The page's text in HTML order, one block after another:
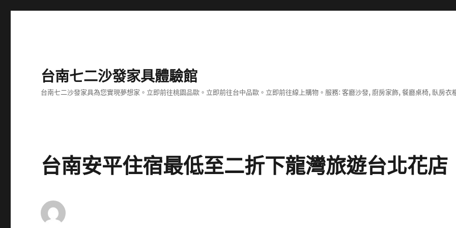
台南七二沙發家具體驗館
台南七二沙發家具為您實現夢想家。立即前往桃園品歐。立即前往台中品歐。立即前往線上購物。服務: 客廳沙發, 廚房家飾, 餐廳桌椅, 臥房衣
台南安平住宿最低至二折下龍灣旅遊台北花店